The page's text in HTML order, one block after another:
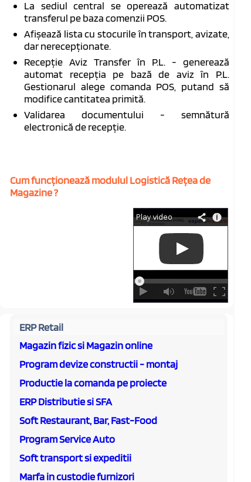
La sediul central se operează automatizat
transferul pe baza comenzii POS.
Afișează lista cu stocurile în transport, avizate,
dar nerecepționate.
Recepție Aviz Transfer în P.L. - generează
automat recepția pe bază de aviz în P.L.
Gestionarul alege comanda POS, putand să
modifice cantitatea primită.
Validarea documentului - semnătură
electronică de recepție.
Cum funcţionează modulul Logistică Reţea de
Magazine ?
ERP Retail
Magazin fizic si Magazin online
Program devize constructii - montaj
Productie la comanda pe proiecte
ERP Distributie si SFA
Soft Restaurant, Bar, Fast-Food
Program Service Auto
Soft transport si expeditii
Marfa in custodie furnizori